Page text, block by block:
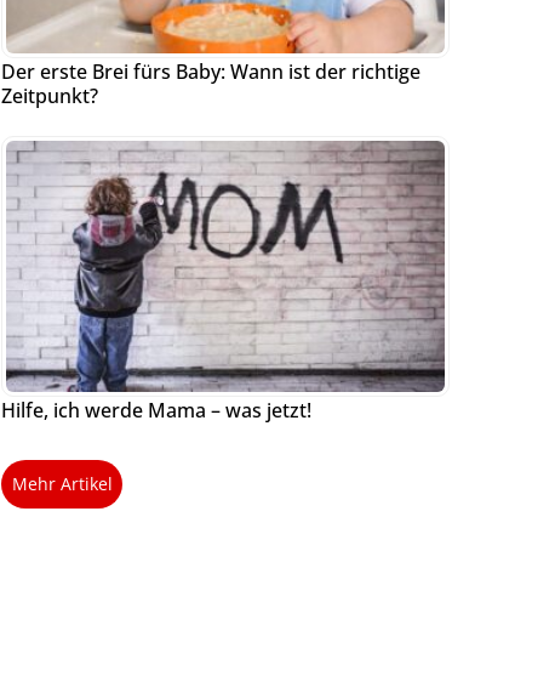
Der erste Brei fürs Baby: Wann ist der richtige
Zeitpunkt?
Hilfe, ich werde Mama – was jetzt!
Mehr Artikel